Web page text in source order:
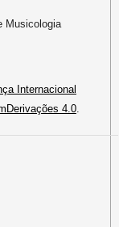
Musicologia
Internacional
4.0.